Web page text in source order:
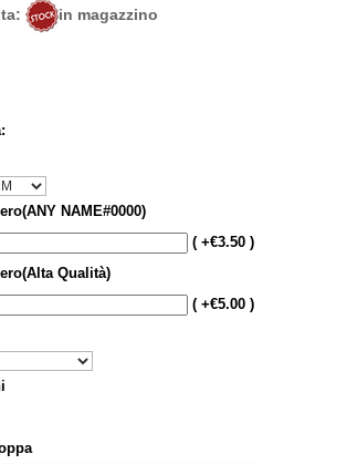
in magazzino
NAME#0000)
( +€3.50 )
Qualità)
( +€5.00 )